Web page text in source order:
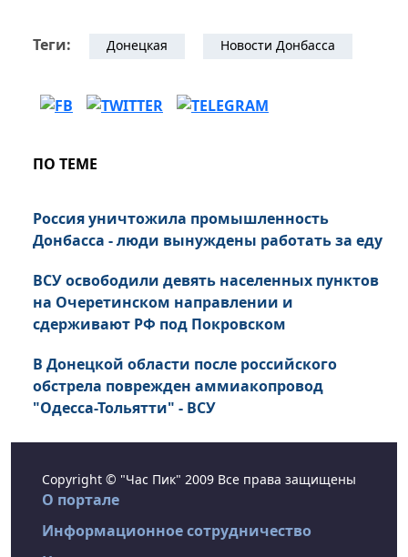
Теги: Донецкая Новости Донбасса
ПО ТЕМЕ
Россия уничтожила промышленность
Донбасса - люди вынуждены работать за еду
ВСУ освободили девять населенных пунктов
на Очеретинском направлении и
сдерживают РФ под Покровском
В Донецкой области после российского
обстрела поврежден аммиакопровод
"Одесса-Тольятти" - ВСУ
Copyright © "Час Пик" 2009 Все права защищены
О портале
Информационное сотрудничество